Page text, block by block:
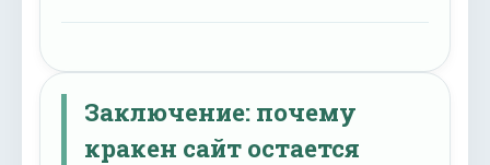
Заключение: почему
кракен сайт остается